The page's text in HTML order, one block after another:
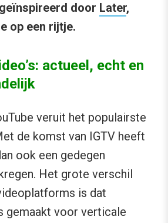
door Later,
op een rijtje.
actueel, echt en
veruit het populairste
de komst van IGTV heeft
ook een gedegen
Het grote verschil
is dat
gemaakt voor verticale